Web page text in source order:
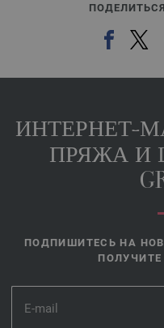
ИНТЕРНЕТ-
ПРЯЖА И
ПОДПИШИТЕСЬ НА
ПОЛУЧИТЕ